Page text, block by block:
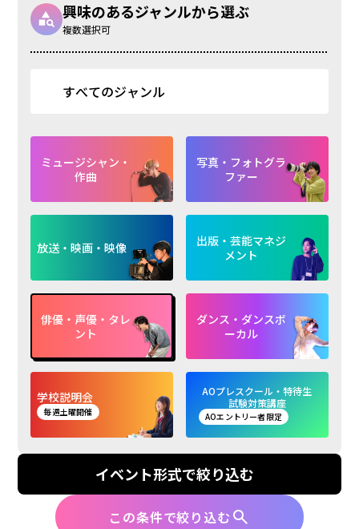
興味のあるジャンルから選ぶ
複数選択可
すべてのジャンル
ミュージシャン・
作曲
写真・フォトグラ
ファー
放送・映画・映像
出版・芸能マネジ
メント
俳優・声優・タレ
ント
ダンス・ダンスボ
ーカル
学校説明会
毎週土曜開催
AOプレスクール・特待生
試験対策講座
AOエントリー者限定
イベント形式で絞り込む
この条件で絞り込む